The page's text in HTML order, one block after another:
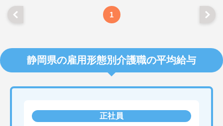
1
静岡県の雇用形態別介護職の平均給与
正社員